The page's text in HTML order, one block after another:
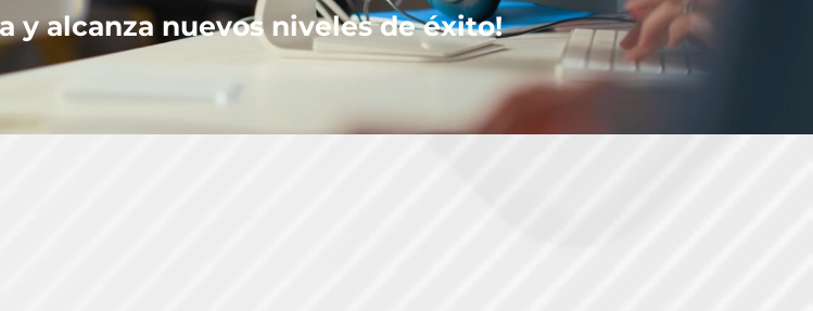
y alcanza nuevos niveles de éxito!